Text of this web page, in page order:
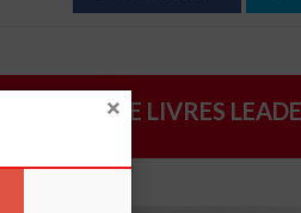
CATALOGUE LIVRES